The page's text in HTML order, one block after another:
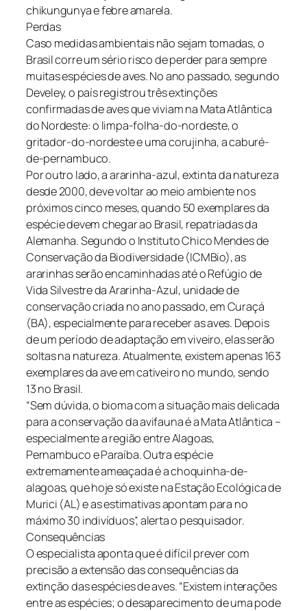
chikungunya e febre amarela.
Perdas
Caso medidas ambientais não sejam tomadas, o
Brasil corre um sério risco de perder para sempre
muitas espécies de aves. No ano passado, segundo
Develey, o país registrou três extinções
confirmadas de aves que viviam na Mata Atlântica
do Nordeste: o limpa-folha-do-nordeste, o
gritador-do-nordeste e uma corujinha, a caburé-
de-pernambuco.
Por outro lado, a ararinha-azul, extinta da natureza
desde 2000, deve voltar ao meio ambiente nos
próximos cinco meses, quando 50 exemplares da
espécie devem chegar ao Brasil, repatriadas da
Alemanha. Segundo o Instituto Chico Mendes de
Conservação da Biodiversidade (ICMBio), as
ararinhas serão encaminhadas até o Refúgio de
Vida Silvestre da Ararinha-Azul, unidade de
conservação criada no ano passado, em Curaçá
(BA), especialmente para receber as aves. Depois
de um período de adaptação em viveiro, elas serão
soltas na natureza. Atualmente, existem apenas 163
exemplares da ave em cativeiro no mundo, sendo
13 no Brasil.
“Sem dúvida, o bioma com a situação mais delicada
para a conservação da avifauna é a Mata Atlântica –
especialmente a região entre Alagoas,
Pernambuco e Paraíba. Outra espécie
extremamente ameaçada é a choquinha-de-
alagoas, que hoje só existe na Estação Ecológica de
Murici (AL) e as estimativas apontam para no
máximo 30 indivíduos”, alerta o pesquisador.
Consequências
O especialista aponta que é difícil prever com
precisão a extensão das consequências da
extinção das espécies de aves. “Existem interações
entre as espécies; o desaparecimento de uma pode